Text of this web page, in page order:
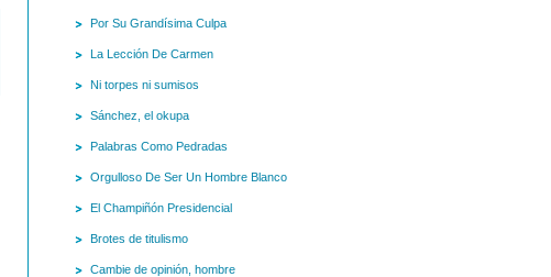
Por Su Grandísima Culpa
La Lección De Carmen
Ni torpes ni sumisos
Sánchez, el okupa
Palabras Como Pedradas
Orgulloso De Ser Un Hombre Blanco
El Champiñón Presidencial
Brotes de titulismo
Cambie de opinión, hombre